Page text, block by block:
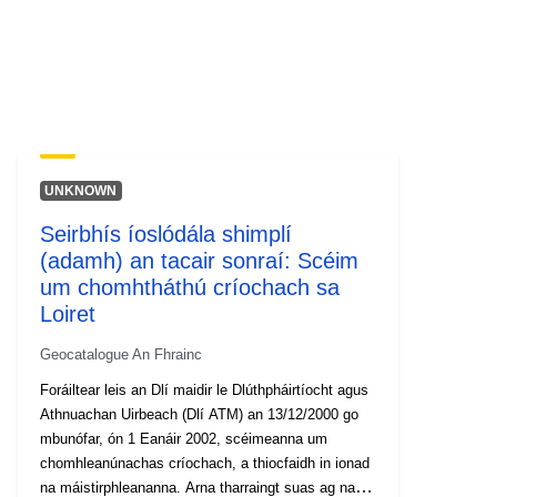
UNKNOWN
Seirbhís íoslódála shimplí
(adamh) an tacair sonraí: Scéim
um chomhtháthú críochach sa
Loiret
Geocatalogue An Fhrainc
Foráiltear leis an Dlí maidir le Dlúthpháirtíocht agus
Athnuachan Uirbeach (Dlí ATM) an 13/12/2000 go
mbunófar, ón 1 Eanáir 2002, scéimeanna um
chomhleanúnachas críochach, a thiocfaidh in ionad
na máistirphleananna. Arna tharraingt suas ag na